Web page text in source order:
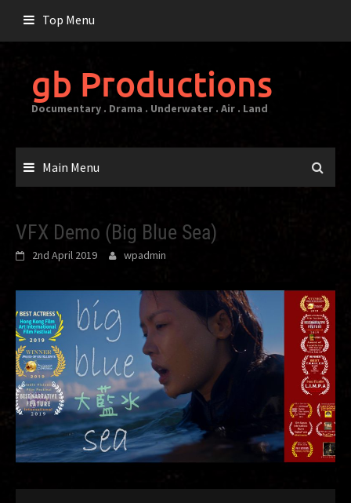
content
Top Menu
gb Productions
Documentary . Drama . Underwater . Air . Land
Main Menu
VFX Demo (Big Blue Sea)
2nd April 2019 wpadmin